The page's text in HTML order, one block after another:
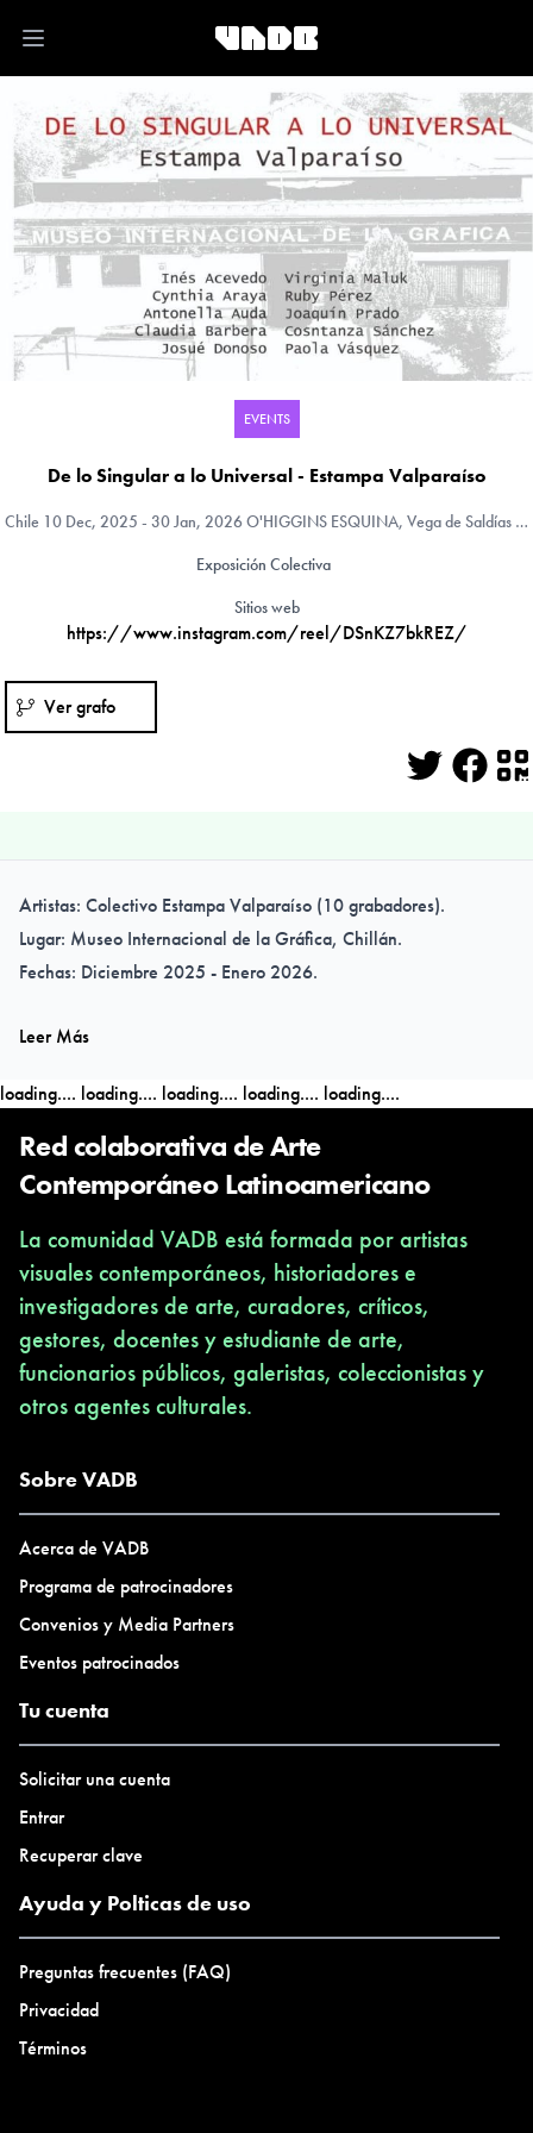
Open main menu
EVENTS
De lo Singular a lo Universal - Estampa Valparaíso
Chile 10 Dec, 2025 - 30 Jan, 2026 O'HIGGINS ESQUINA, Vega de Saldías S/N, Chillán, Bio-Bio (VIII), Chile
Exposición Colectiva
Sitios web
https://www.instagram.com/reel/DSnKZ7bkREZ/
Ver grafo
Artistas: Colectivo Estampa Valparaíso (10 grabadores).
Lugar: Museo Internacional de la Gráfica, Chillán.
Fechas: Diciembre 2025 - Enero 2026.
Leer Más
loading.... loading.... loading.... loading.... loading....
Red colaborativa de Arte
Contemporáneo Latinoamericano
La comunidad VADB está formada por artistas
visuales contemporáneos, historiadores e
investigadores de arte, curadores, críticos,
gestores, docentes y estudiante de arte,
funcionarios públicos, galeristas, coleccionistas y
otros agentes culturales.
Sobre VADB
Acerca de VADB
Programa de patrocinadores
Convenios y Media Partners
Eventos patrocinados
Tu cuenta
Solicitar una cuenta
Entrar
Recuperar clave
Ayuda y Polticas de uso
Preguntas frecuentes (FAQ)
Privacidad
Términos